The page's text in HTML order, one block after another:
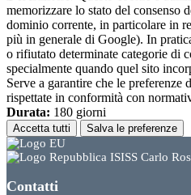
memorizzare lo stato del consenso
dominio corrente, in particolare in
più in generale di Google). In
o rifiutato determinate categorie di
specialmente quando quel sito
Serve a garantire che le
rispettate in conformità con
Durata: 180 giorni
Accetta tutti Salva le preferenze
ISISS Carlo
Contatti